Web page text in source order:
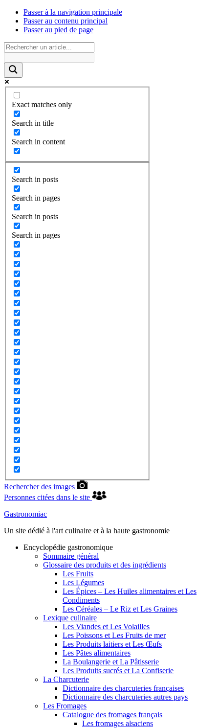
Passer à la navigation principale
Passer au contenu principal
Passer au pied de page
Exact matches only
Search in title
Search in content
Search in posts
Search in pages
Search in posts
Search in pages
Rechercher des images
Personnes citées dans le site
Gastronomiac
Un site dédié à l'art culinaire et à la haute gastronomie
Encyclopédie gastronomique
Sommaire général
Glossaire des produits et des ingrédients
Les Fruits
Les Légumes
Les Épices – Les Huiles alimentaires et Les
Condiments
Les Céréales – Le Riz et Les Graines
Lexique culinaire
Les Viandes et Les Volailles
Les Poissons et Les Fruits de mer
Les Produits laitiers et Les Œufs
Les Pâtes alimentaires
La Boulangerie et La Pâtisserie
Les Produits sucrés et La Confiserie
La Charcuterie
Dictionnaire des charcuteries françaises
Dictionnaire des charcuteries autres pays
Les Fromages
Catalogue des fromages français
Les fromages alsaciens